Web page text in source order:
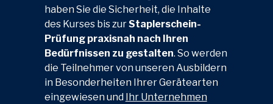
haben Sie die Sicherheit, die Inhalte
des Kurses bis zurStaplerschein-
Prüfung praxisnah nach Ihren
Bedürfnissen zu gestalten. So werden
die Teilnehmer von unseren Ausbildern
in Besonderheiten Ihrer Gerätearten
eingewiesen und
Ihr Unternehmen